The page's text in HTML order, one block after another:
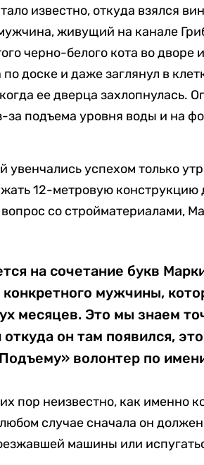
известно, откуда взялся
живущий на канале
черно-белого кота во дворе
доске и даже заглянул в
ее дверца захлопнулась.
за подъема уровня воды и на
увенчались успехом только
12-метровую конструкцию
со стройматериалами,
на сочетание букв
конкретного мужчины,
месяцев. Это мы знаем
он там появился,
волонтер по
пор неизвестно, как именно
случае сначала он
машины или